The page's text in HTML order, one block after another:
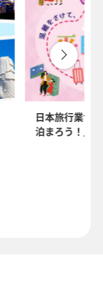
日本旅行業協
泊まろう！」